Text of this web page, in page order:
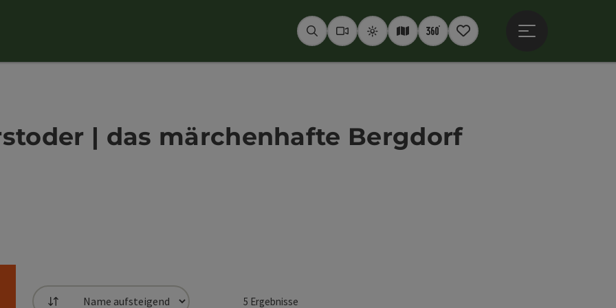
SuchenWebcams
WetterInteraktive Karte
360° Panoramen
Merkzettel
| das märchenhafte Bergdorf
5 Ergebnisse